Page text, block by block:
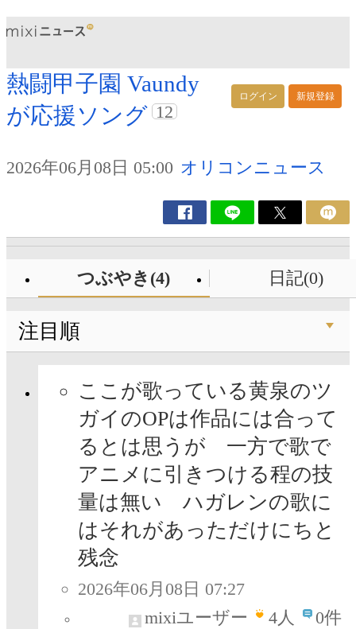
ログイン 新規登録
熱闘甲子園 Vaundy
が応援ソング 12
2026年06月08日 05:00 オリコンニュース
つぶやき(4) 日記(0)
注目順
ここが歌っている黄泉のツ
ガイのOPは作品には合って
るとは思うが 一方で歌で
アニメに引きつける程の技
量は無い ハガレンの歌に
はそれがあっただけにちと
残念
2026年06月08日 07:27
mixiユーザー
4人 0件